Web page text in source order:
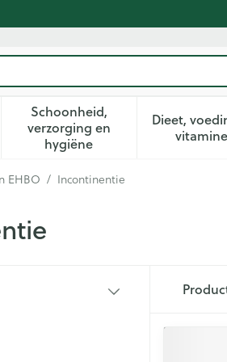
Schoonheid,
verzorging en
hygiëneToon submenu voor
Dieet,
EHBO / Incontinentie